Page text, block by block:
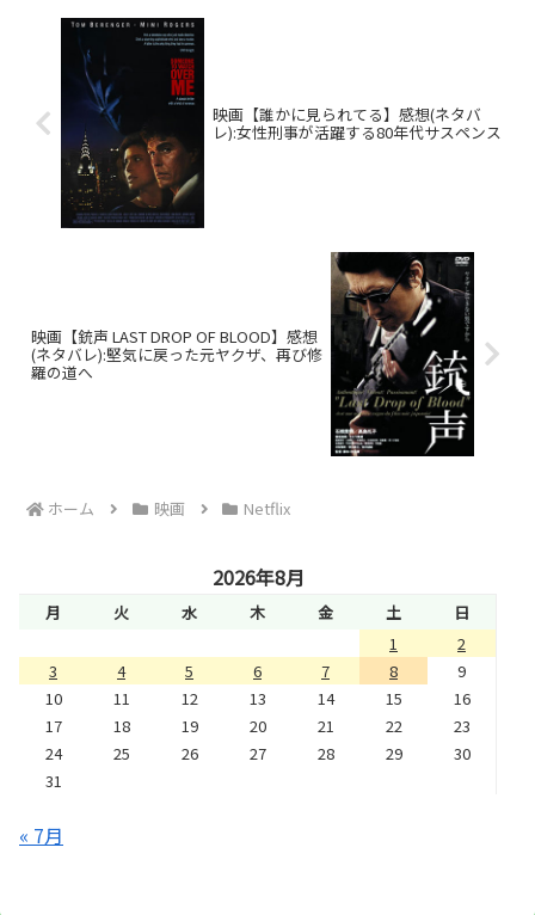
映画【誰かに見られてる】感想(ネタバ
レ):女性刑事が活躍する80年代サスペンス
映画【銃声 LAST DROP OF BLOOD】感想
(ネタバレ):堅気に戻った元ヤクザ、再び修
羅の道へ
ホーム 映画 Netflix
2026年8月
月 火 水 木 金 土
日
1
2
3
4 5 6 7 8
9
10
11 12 13 14 15
16
17
18 19 20 21 22
23
24
25 26 27 28 29
30
31
« 7月